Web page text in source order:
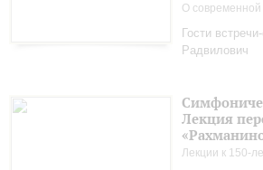
О
Гости
Радвилович
Лекция
Лекции к 150-